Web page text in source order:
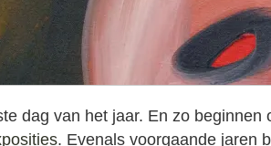
dag van het jaar. En zo beginnen
. Evenals voorgaande jaren